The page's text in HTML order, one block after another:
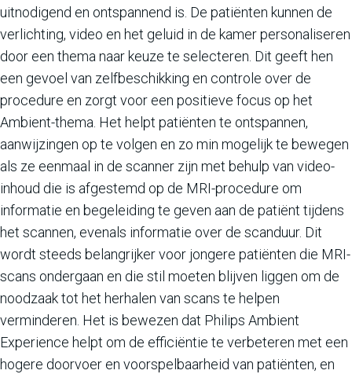
uitnodigend en ontspannend is. De patiënten kunnen de
verlichting, video en het geluid in de kamer personaliseren
door een thema naar keuze te selecteren. Dit geeft hen
een gevoel van zelfbeschikking en controle over de
procedure en zorgt voor een positieve focus op het
Ambient-thema. Het helpt patiënten te ontspannen,
aanwijzingen op te volgen en zo min mogelijk te bewegen
als ze eenmaal in de scanner zijn met behulp van video-
inhoud die is afgestemd op de MRI-procedure om
informatie en begeleiding te geven aan de patiënt tijdens
het scannen, evenals informatie over de scanduur. Dit
wordt steeds belangrijker voor jongere patiënten die MRI-
scans ondergaan en die stil moeten blijven liggen om de
noodzaak tot het herhalen van scans te helpen
verminderen. Het is bewezen dat Philips Ambient
Experience helpt om de efficiëntie te verbeteren met een
hogere doorvoer en voorspelbaarheid van patiënten, en